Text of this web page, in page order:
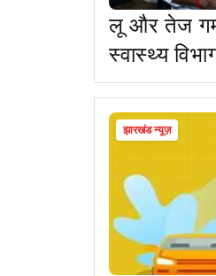
लू और तेज
स्वास्थ्य
निर्देश जारी
झारखंड न्यूज़